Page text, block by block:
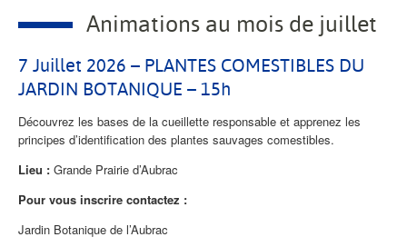
Animations au mois de juillet
7 Juillet 2026 – PLANTES COMESTIBLES DU
JARDIN BOTANIQUE – 15h
Découvrez les bases de la cueillette responsable et apprenez les
principes d’identification des plantes sauvages comestibles.
Lieu : Grande Prairie d’Aubrac
Pour vous inscrire contactez :
Jardin Botanique de l’Aubrac